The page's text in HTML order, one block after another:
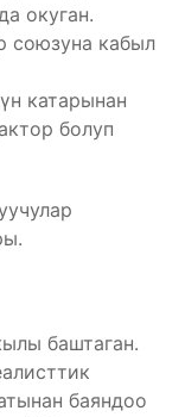
окуган.
союзуна кабыл
катарынан
болуп
баштаган.
баяндоо